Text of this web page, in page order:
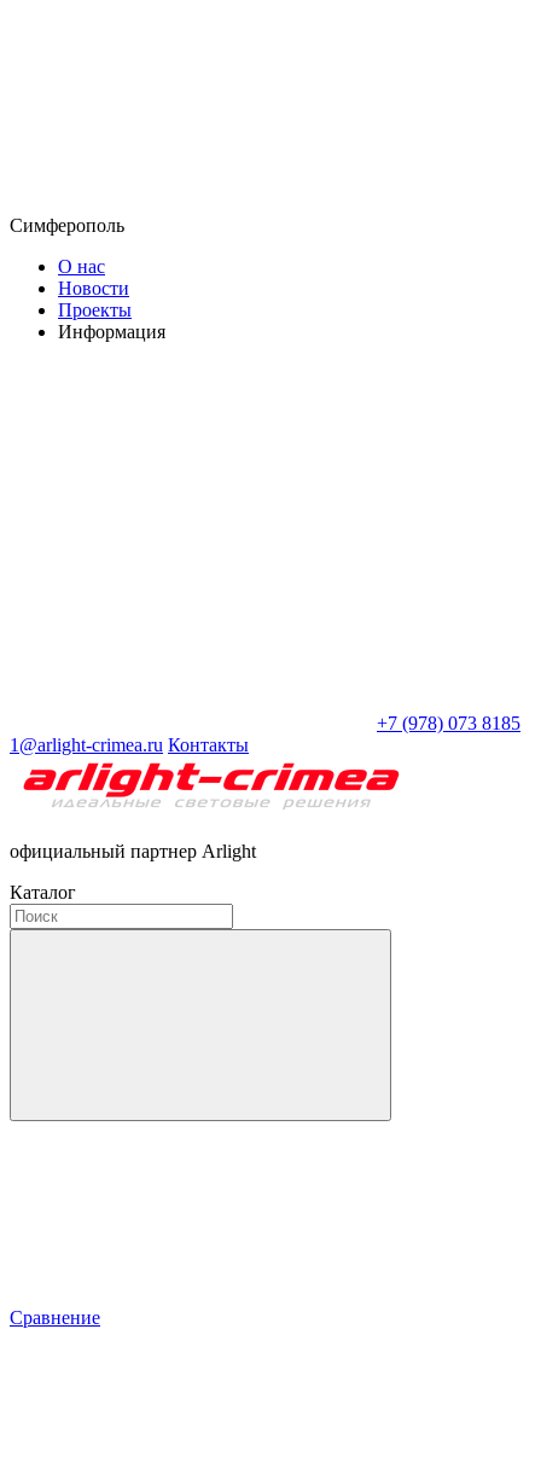
Симферополь
О нас
Новости
Проекты
Информация
+7 (978) 073 8185
1@arlight-crimea.ru Контакты
официальный партнер Arlight
Каталог
Сравнение